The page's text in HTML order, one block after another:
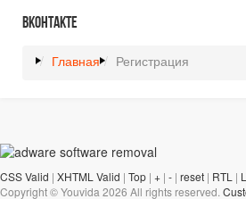
Вконтакте
Главная Регистрация
CSS Valid | XHTML Valid | Top | + | - | reset | RTL |
Copyright ©Youvida 2026 All rights reserved.